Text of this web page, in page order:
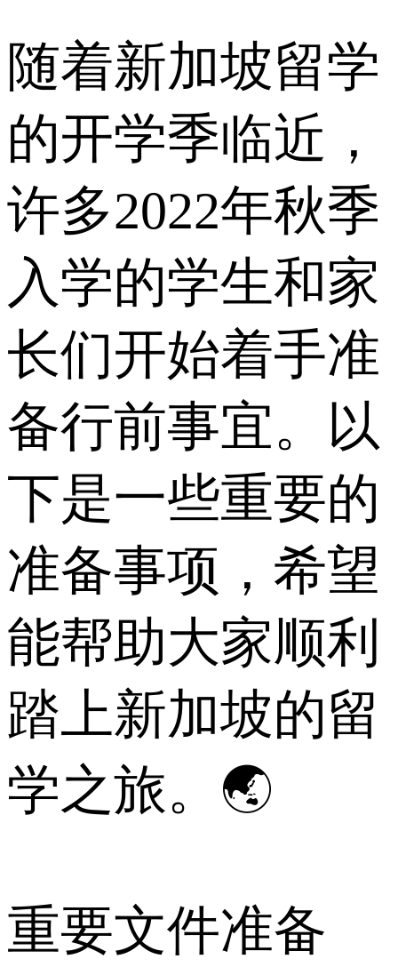
随着新加坡留学
的开学季临近，
许多2022年秋季
入学的学生和家
长们开始着手准
备行前事宜。以
下是一些重要的
准备事项，希望
能帮助大家顺利
踏上新加坡的留
学之旅。🌏
重要文件准备